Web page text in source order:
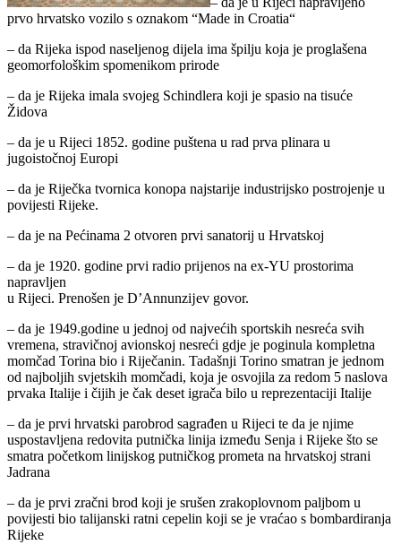
prvo hrvatsko vozilo s oznakom “Made in Croatia“
– da Rijeka ispod naseljenog dijela ima špilju koja je proglašena
geomorfološkim spomenikom prirode
– da je Rijeka imala svojeg Schindlera koji je spasio na tisuće
Židova
– da je u Rijeci 1852. godine puštena u rad prva plinara u
jugoistočnoj Europi
– da je Riječka tvornica konopa najstarije industrijsko postrojenje u
povijesti Rijeke.
– da je na Pećinama 2 otvoren prvi sanatorij u Hrvatskoj
– da je 1920. godine prvi radio prĳenos na ex-YU prostorima
napravljen
u Rijeci. Prenošen je D’Annunzĳev govor.
– da je 1949.godine u jednoj od najvećih sportskih nesreća svih
vremena, stravičnoj avionskoj nesreći gdje je poginula kompletna
momčad Torina bio i Riječanin. Tadašnji Torino smatran je jednom
od najboljih svjetskih momčadi, koja je osvojila za redom 5 naslova
prvaka Italije i čijih je čak deset igrača bilo u reprezentaciji Italije
– da je prvi hrvatski parobrod sagrađen u Rijeci te da je njime
uspostavljena redovita putnička linija između Senja i Rijeke što se
smatra početkom linijskog putničkog prometa na hrvatskoj strani
Jadrana
– da je prvi zračni brod koji je srušen zrakoplovnom paljbom u
povijesti bio talijanski ratni cepelin koji se je vraćao s bombardiranja
Rijeke